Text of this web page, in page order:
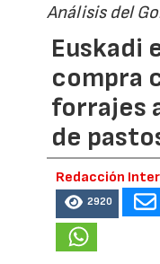
Análisis del
Euskadi
compra
forrajes
de
Redacción
2920